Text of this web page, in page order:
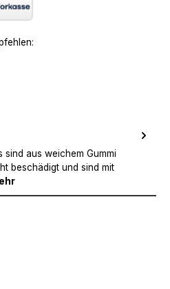
sind aus weichem Gummi
beschädigt und sind mit